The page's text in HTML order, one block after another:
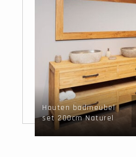
Houten badmeubel
set 200cm Naturel
incl kast, spiegel &
waskommen